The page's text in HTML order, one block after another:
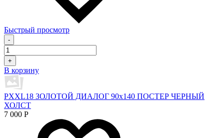
Быстрый просмотр
-
+
В корзину
PXXL18 ЗОЛОТОЙ ДИАЛОГ 90x140 ПОСТЕР ЧЕРНЫЙ
ХОЛСТ
7 000 Р